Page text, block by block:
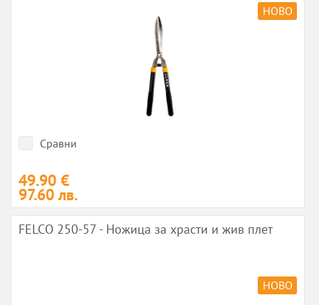
НОВО
Сравни
49.90 €
97.60 лв.
FELCO 250-57 - Ножица за храсти и жив плет
НОВО